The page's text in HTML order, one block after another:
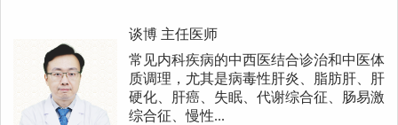
谈博 主任医师
常见内科疾病的中西医结合诊治和中医体
质调理，尤其是病毒性肝炎、脂肪肝、肝
硬化、肝癌、失眠、代谢综合征、肠易激
综合征、慢性...